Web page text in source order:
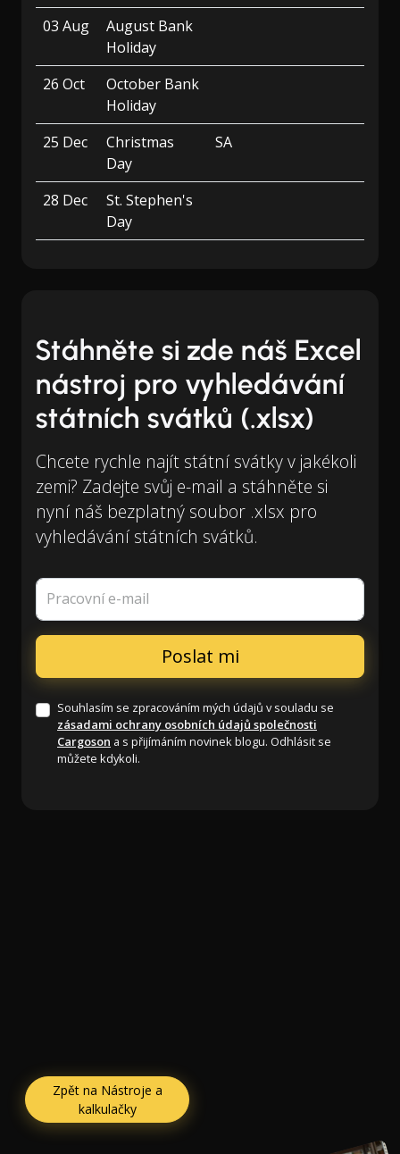
03 Aug
August Bank
Holiday
26 Oct
October Bank
Holiday
25 Dec
Christmas
Day
SA
28 Dec
St. Stephen's
Day
Stáhněte si zde náš Excel
nástroj pro vyhledávání
státních svátků (.xlsx)
Chcete rychle najít státní svátky v jakékoli
zemi? Zadejte svůj e-mail a stáhněte si
nyní náš bezplatný soubor .xlsx pro
vyhledávání státních svátků.
Pracovní e-mail
Souhlasím se zpracováním mých údajů v souladu se
zásadami ochrany osobních údajů společnosti
Cargoson a s přijímáním novinek blogu. Odhlásit se
můžete kdykoli.
Zpět na Nástroje a
kalkulačky